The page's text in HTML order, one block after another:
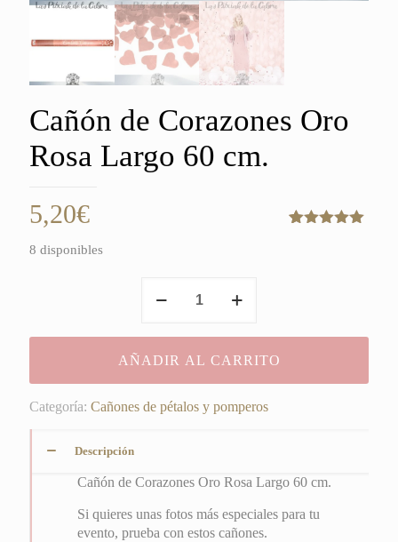
Cañón de Corazones Oro
Rosa Largo 60 cm.
5,20€
8 disponibles
Oro
Rosa
cm.
AÑADIR AL CARRITO
Categoría: Cañones de pétalos y pomperos
Descripción
Cañón de Corazones Oro Rosa Largo 60 cm.
Si quieres unas fotos más especiales para tu
evento, prueba con estos cañones.